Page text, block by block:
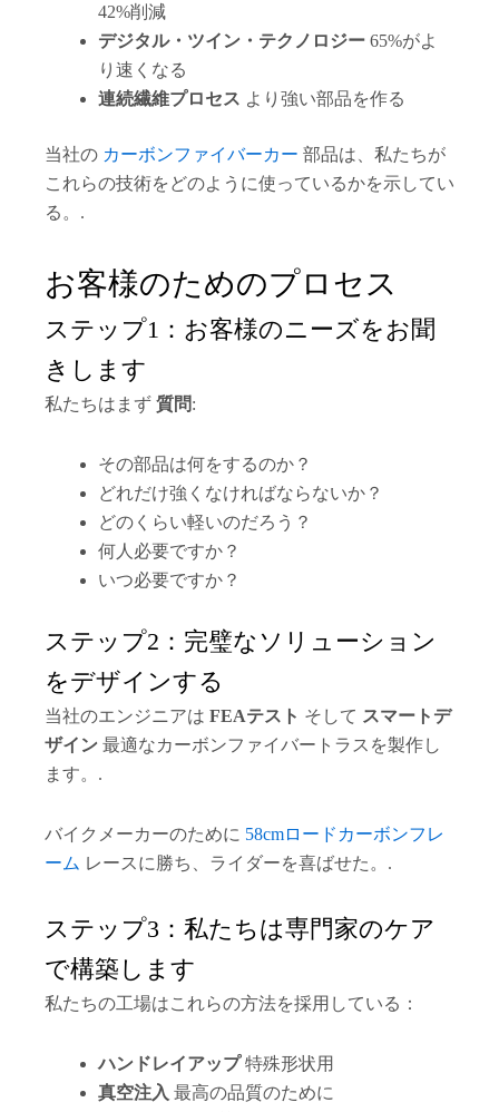
42%削減
デジタル・ツイン・テクノロジー 65%がよ
り速くなる
連続繊維プロセス より強い部品を作る
当社の カーボンファイバーカー 部品は、私たちが
これらの技術をどのように使っているかを示してい
る。.
お客様のためのプロセス
ステップ1：お客様のニーズをお聞
きします
私たちはまず 質問:
その部品は何をするのか？
どれだけ強くなければならないか？
どのくらい軽いのだろう？
何人必要ですか？
いつ必要ですか？
ステップ2：完璧なソリューション
をデザインする
当社のエンジニアは FEAテスト そして スマートデ
ザイン 最適なカーボンファイバートラスを製作し
ます。.
バイクメーカーのために 58cmロードカーボンフレ
ーム レースに勝ち、ライダーを喜ばせた。.
ステップ3：私たちは専門家のケア
で構築します
私たちの工場はこれらの方法を採用している：
ハンドレイアップ特殊形状用
真空注入 最高の品質のために